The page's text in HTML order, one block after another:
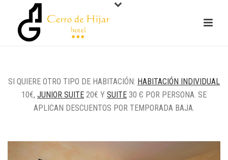
SI QUIERE OTRO TIPO DE HABITACIÓN: HABITACIÓN INDIVIDUAL
10€, JUNIOR SUITE 20€ Y SUITE 30 Є POR PERSONA. SE
APLICAN DESCUENTOS POR TEMPORADA BAJA.